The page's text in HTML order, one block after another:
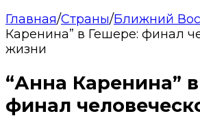
Главная/Страны/Ближний
Каренина” в Гешере: финал
жизни
“Анна Каренина”
финал